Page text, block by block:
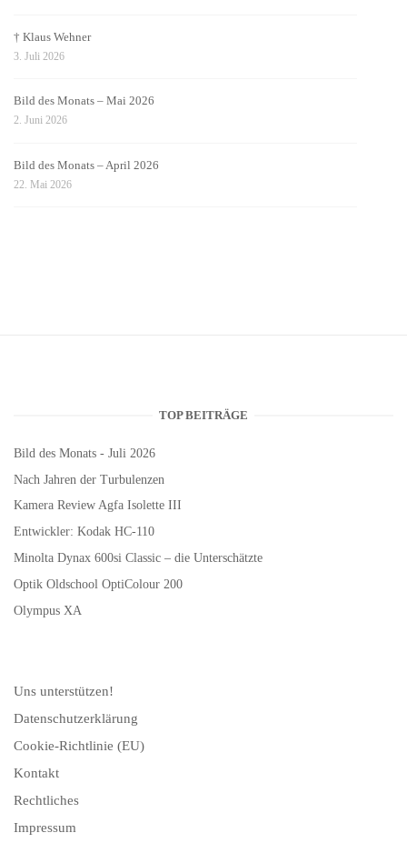
† Klaus Wehner
3. Juli 2026
Bild des Monats – Mai 2026
2. Juni 2026
Bild des Monats – April 2026
22. Mai 2026
TOP BEITRÄGE
Bild des Monats - Juli 2026
Nach Jahren der Turbulenzen
Kamera Review Agfa Isolette III
Entwickler: Kodak HC-110
Minolta Dynax 600si Classic – die Unterschätzte
Optik Oldschool OptiColour 200
Olympus XA
Uns unterstützen!
Datenschutzerklärung
Cookie-Richtlinie (EU)
Kontakt
Rechtliches
Impressum